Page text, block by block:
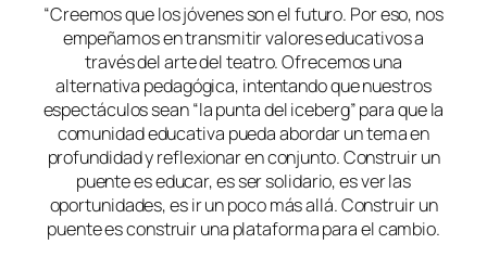
“Creemos que los jóvenes son el futuro. Por eso, nos
empeñamos en transmitir valores educativos a
través del arte del teatro. Ofrecemos una
alternativa pedagógica, intentando que nuestros
espectáculos sean “la punta del iceberg” para que la
comunidad educativa pueda abordar un tema en
profundidad y reflexionar en conjunto. Construir un
puente es educar, es ser solidario, es ver las
oportunidades, es ir un poco más allá. Construir un
puente es construir una plataforma para el cambio.